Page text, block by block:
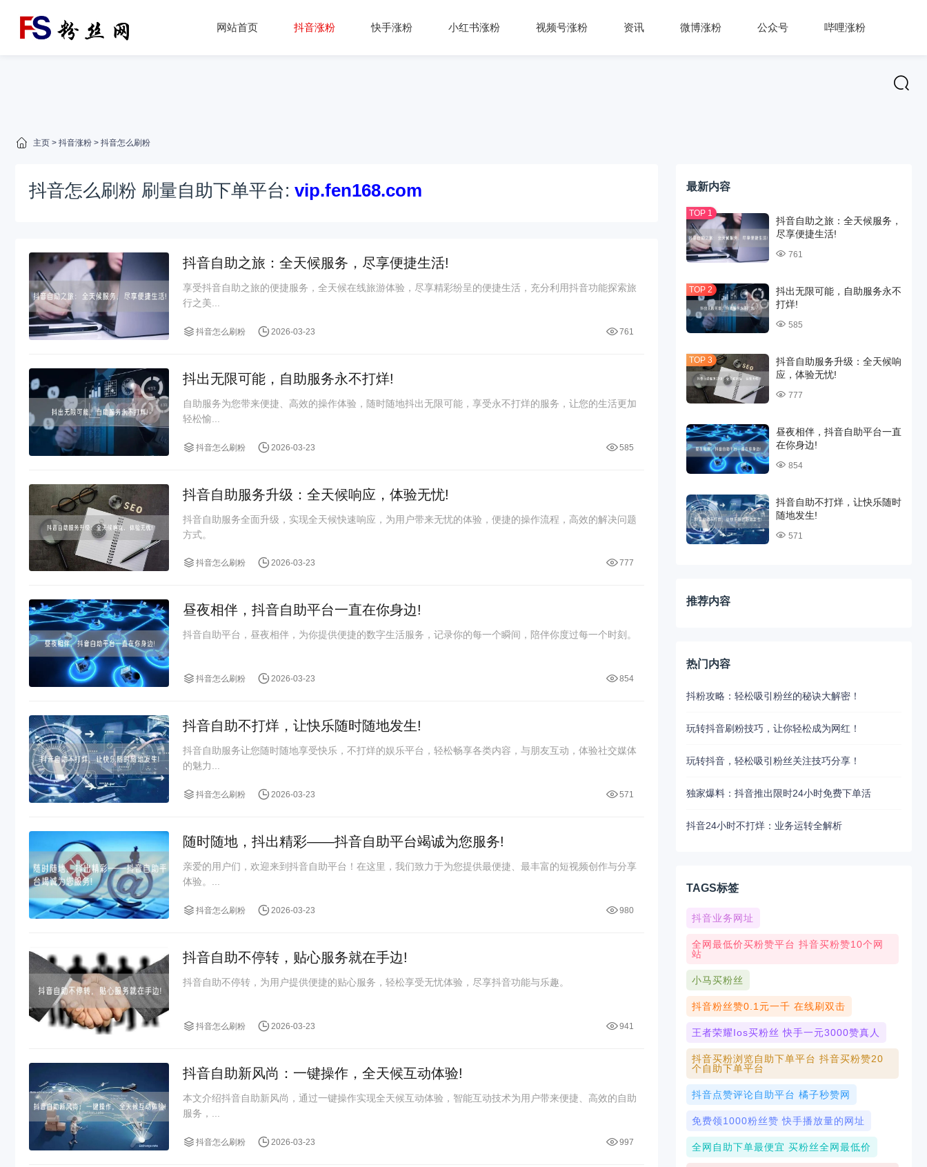
网站首页 抖音涨粉 快手涨粉 小红书涨粉 视频号涨粉 资讯 微博涨粉 公众号 哔哩涨粉
主页 > 抖音涨粉 > 抖音怎么刷粉
抖音怎么刷粉 刷量自助下单平台: vip.fen168.com
抖音自助之旅：全天候服务，尽享便捷生活!
享受抖音自助之旅的便捷服务，全天候在线旅游体验，尽享精彩纷呈的便捷生活，充分利用抖音功能探索旅
行之美...
抖音怎么刷粉 2026-03-23 761
抖出无限可能，自助服务永不打烊!
自助服务为您带来便捷、高效的操作体验，随时随地抖出无限可能，享受永不打烊的服务，让您的生活更加
轻松愉...
抖音怎么刷粉 2026-03-23 585
抖音自助服务升级：全天候响应，体验无忧!
抖音自助服务全面升级，实现全天候快速响应，为用户带来无忧的体验，便捷的操作流程，高效的解决问题
方式。
抖音怎么刷粉 2026-03-23 777
昼夜相伴，抖音自助平台一直在你身边!
抖音自助平台，昼夜相伴，为你提供便捷的数字生活服务，记录你的每一个瞬间，陪伴你度过每一个时刻。
抖音怎么刷粉 2026-03-23 854
抖音自助不打烊，让快乐随时随地发生!
抖音自助服务让您随时随地享受快乐，不打烊的娱乐平台，轻松畅享各类内容，与朋友互动，体验社交媒体
的魅力...
抖音怎么刷粉 2026-03-23 571
随时随地，抖出精彩——抖音自助平台竭诚为您服务!
亲爱的用户们，欢迎来到抖音自助平台！在这里，我们致力于为您提供最便捷、最丰富的短视频创作与分享
体验。...
抖音怎么刷粉 2026-03-23 980
抖音自助不停转，贴心服务就在手边!
抖音自助不停转，为用户提供便捷的贴心服务，轻松享受无忧体验，尽享抖音功能与乐趣。
抖音怎么刷粉 2026-03-23 941
抖音自助新风尚：一键操作，全天候互动体验!
本文介绍抖音自助新风尚，通过一键操作实现全天候互动体验，智能互动技术为用户带来便捷、高效的自助
服务，...
抖音怎么刷粉 2026-03-23 997
最新内容
抖音自助之旅：全天候服务，
尽享便捷生活!
761
抖出无限可能，自助服务永不
打烊!
585
抖音自助服务升级：全天候响
应，体验无忧!
777
昼夜相伴，抖音自助平台一直
在你身边!
854
抖音自助不打烊，让快乐随时
随地发生!
571
推荐内容
热门内容
抖粉攻略：轻松吸引粉丝的秘诀大解密！
玩转抖音刷粉技巧，让你轻松成为网红！
玩转抖音，轻松吸引粉丝关注技巧分享！
独家爆料：抖音推出限时24小时免费下单活
抖音24小时不打烊：业务运转全解析
TAGS标签
抖音业务网址
全网最低价买粉赞平台 抖音买粉赞10个网
站
小马买粉丝
抖音粉丝赞0.1元一千 在线刷双击
王者荣耀ios买粉丝 快手一元3000赞真人
抖音买粉浏览自助下单平台 抖音买粉赞20
个自助下单平台
抖音点赞评论自助平台 橘子秒赞网
免费领1000粉丝赞 快手播放量的网址
全网自助下单最便宜 买粉丝全网最低价